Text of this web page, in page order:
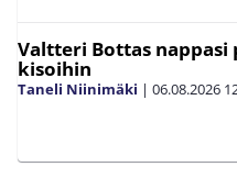
Valtteri Bottas nappasi
kisoihin
Taneli Niinimäki | 06.08.2026